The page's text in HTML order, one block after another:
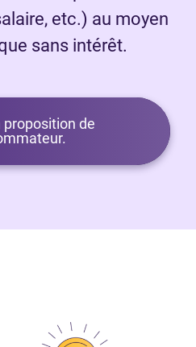
etc.) au moyen
sans intérêt.
proposition de